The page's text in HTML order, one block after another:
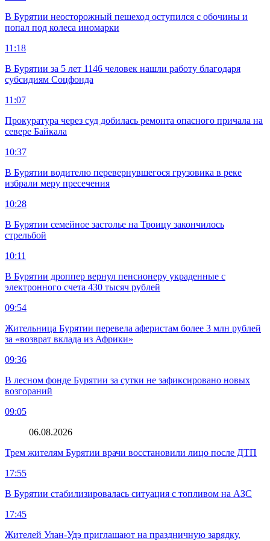
В Бурятии неосторожный пешеход оступился с обочины и
попал под колеса иномарки
11:18
В Бурятии за 5 лет 1146 человек нашли работу благодаря
субсидиям Соцфонда
11:07
Прокуратура через суд добилась ремонта опасного причала на
севере Байкала
10:37
В Бурятии водителю перевернувшегося грузовика в реке
избрали меру пресечения
10:28
В Бурятии семейное застолье на Троицу закончилось
стрельбой
10:11
В Бурятии дроппер вернул пенсионеру украденные с
электронного счета 430 тысяч рублей
09:54
Жительница Бурятии перевела аферистам более 3 млн рублей
за «возврат вклада из Африки»
09:36
В лесном фонде Бурятии за сутки не зафиксировано новых
возгораний
09:05
06.08.2026
Трем жителям Бурятии врачи восстановили лицо после ДТП
17:55
В Бурятии стабилизировалась ситуация с топливом на АЗС
17:45
Жителей Улан-Удэ приглашают на праздничную зарядку,